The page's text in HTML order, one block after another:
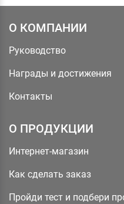
О КОМПАНИИ
Руководство
Награды и достижения
Контакты
О ПРОДУКЦИИ
Интернет-магазин
Как сделать заказ
Пройди тест и подбери